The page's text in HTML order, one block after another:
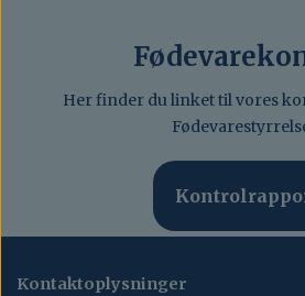
Her finder du linket til vores
Kontaktoplysninger